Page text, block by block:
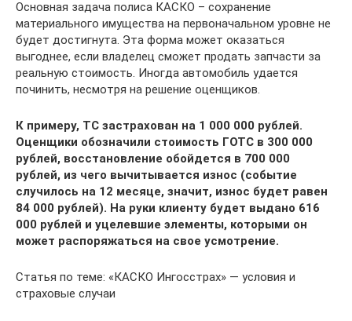
Основная задача полиса КАСКО – сохранение
материального имущества на первоначальном уровне не
будет достигнута. Эта форма может оказаться
выгоднее, если владелец сможет продать запчасти за
реальную стоимость. Иногда автомобиль удается
починить, несмотря на решение оценщиков.
К примеру, ТС застрахован на 1 000 000 рублей.
Оценщики обозначили стоимость ГОТС в 300 000
рублей, восстановление обойдется в 700 000
рублей, из чего вычитывается износ (событие
случилось на 12 месяце, значит, износ будет равен
84 000 рублей). На руки клиенту будет выдано 616
000 рублей и уцелевшие элементы, которыми он
может распоряжаться на свое усмотрение.
Статья по теме: «КАСКО Ингосстрах» — условия и
страховые случаи